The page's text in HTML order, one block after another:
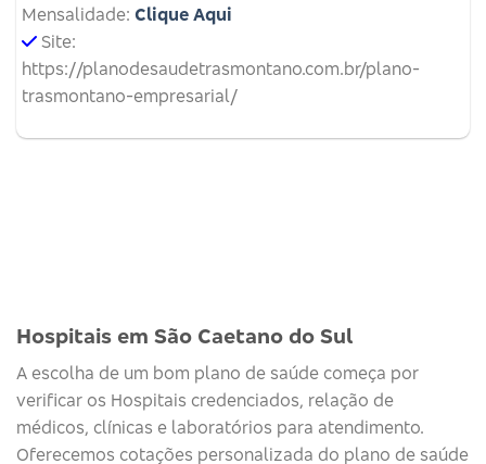
Mensalidade: Clique Aqui
Site:
https://planodesaudetrasmontano.com.br/plano-
trasmontano-empresarial/
Hospitais em São Caetano do Sul
A escolha de um bom plano de saúde começa por
verificar os Hospitais credenciados, relação de
médicos, clínicas e laboratórios para atendimento.
Oferecemos cotações personalizada do plano de saúde